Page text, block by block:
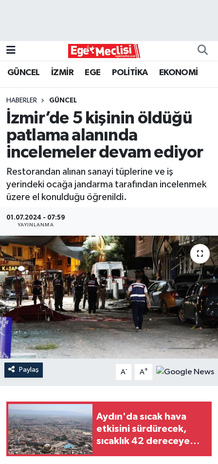
GÜNCEL İZMİR EGE POLİTİKA EKONOMİ
HABERLER GÜNCEL
İzmir’de 5 kişinin öldüğü
patlama alanında
incelemeler devam ediyor
Restorandan alınan sanayi tüplerine ve iş
yerindeki ocağa jandarma tarafından incelenmek
üzere el konulduğu öğrenildi.
01.07.2024 - 07:59
YAYINLANMA
Paylaş A- A+
Aydın'da sıcak hava
etkisini sürdürecek,
sıcaklık 42 dereceye
GÜNCEL
İZMİR
ÖZEL HABER
Programlar
YAŞAM